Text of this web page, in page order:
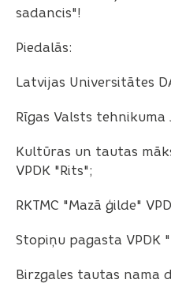
sadancis"!
Piedalās:
Latvijas Universitātes
Rīgas Valsts tehnikuma
Kultūras un tautas
VPDK "Rits";
RKTMC "Mazā ģilde"
Stopiņu pagasta VPDK
Birzgales tautas nama